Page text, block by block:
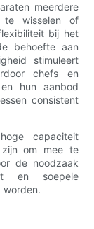
meerdere
te wisselen of
bij het
behoefte aan
stimuleert
chefs en
en hun aanbod
consistent
capaciteit
om mee te
de noodzaak
en soepele
worden.